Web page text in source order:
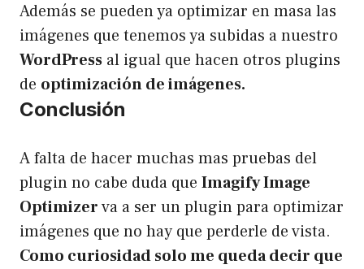
Además se pueden ya optimizar en masa las
imágenes que tenemos ya subidas a nuestro
WordPress al igual que hacen otros plugins
de optimización de imágenes.
Conclusión
A falta de hacer muchas mas pruebas del
plugin no cabe duda que Imagify Image
Optimizerva a ser un plugin para optimizar
imágenes que no hay que perderle de vista.
Como curiosidad solo me queda decir que